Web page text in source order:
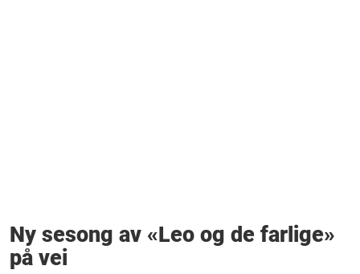
Ny sesong av «Leo og de farlige»
på vei